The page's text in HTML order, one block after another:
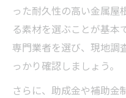
った耐久性の高い金属屋
る素材を選ぶことが基本
専門業者を選び、現地調
っかり確認しましょう。
さらに、助成金や補助金